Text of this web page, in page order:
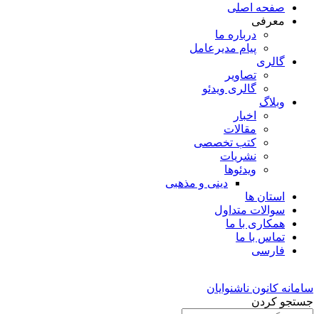
صفحه اصلی
معرفی
درباره ما
پیام مدیرعامل
گالری
تصاویر
گالری ویدئو
وبلاگ
اخبار
مقالات
کتب تخصصی
نشریات
ویدئوها
دینی و مذهبی
استان ها
سوالات متداول
همکاری با ما
تماس با ما
فارسی
سامانه کانون ناشنوایان
جستجو کردن